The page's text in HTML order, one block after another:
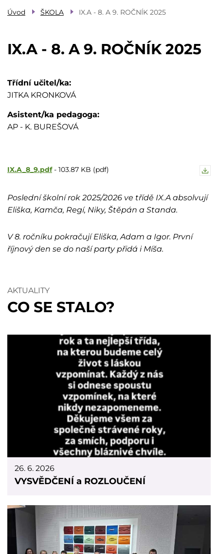
Úvod ŠKOLA IX.A - 8. A 9. ROČNÍK 2025
IX.A - 8. A 9. ROČNÍK 2025
Třídní učitel/ka
JITKA KRONKOVÁ
Asistent/ka pedagoga
AP - K. BUREŠOVÁ
IX.A_8_9.pdf - 103.87 KB (pdf)
Poslední školní rok 2025/2026 ve třídě IX.A absolvují
Eliška, Kamča, Regí, Niky, Štěpán a Standa.
V 8. ročníku pokračují Eliška, Adam a Igor. První
říjnový den se do naší party přidá i Míša.
AKTUALITY
CO SE STALO?
26. 6. 2026
VYSVĚDČENÍ a ROZLOUČENÍ